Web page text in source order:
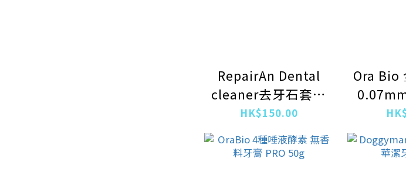
RepairAn Dental
cleaner去牙石套裝
for dogs & cats
HK$150.00
Ora Bio